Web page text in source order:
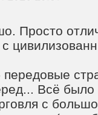
Просто
Всё
с